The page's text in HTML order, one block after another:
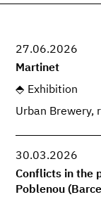
27.06.2026
Martinet
Exhibition
Urban Brewery,
30.03.2026
Conflicts in the
Poblenou